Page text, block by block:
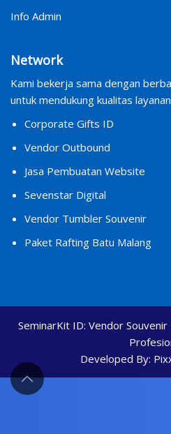
Info Admin
Network
Kami bekerja sama dengan
untuk mendukung kualitas
Corporate Gifts ID
Vendor Outbound
Jasa Pembuatan Website
Sevenstar Digital
Vendor Tumbler Souvenir
Paket Rafting Batu Malang
SeminarKit ID: Vendor
Developed By: